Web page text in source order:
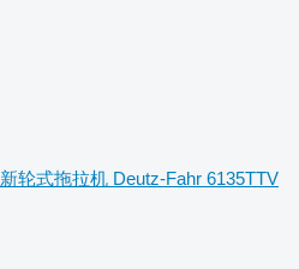
新轮式拖拉机 Deutz-Fahr 6135TTV